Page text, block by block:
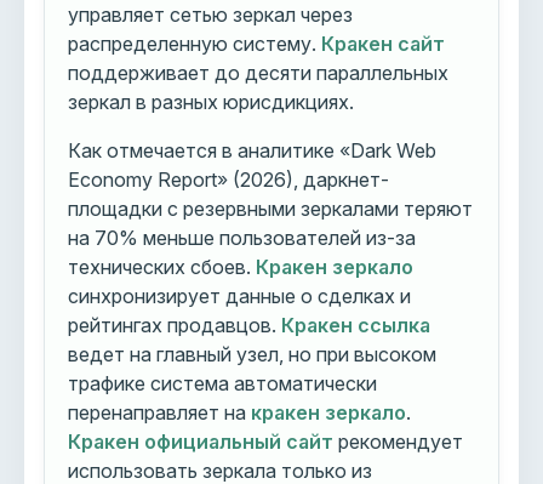
управляет сетью зеркал через
распределенную систему. Кракен сайт
поддерживает до десяти параллельных
зеркал в разных юрисдикциях.
Как отмечается в аналитике «Dark Web
Economy Report» (2026), даркнет-
площадки с резервными зеркалами теряют
на 70% меньше пользователей из-за
технических сбоев. Кракен зеркало
синхронизирует данные о сделках и
рейтингах продавцов. Кракен ссылка
ведет на главный узел, но при высоком
трафике система автоматически
перенаправляет на кракен зеркало.
Кракен официальный сайт рекомендует
использовать зеркала только из